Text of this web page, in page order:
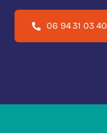
06 94 31 03 40